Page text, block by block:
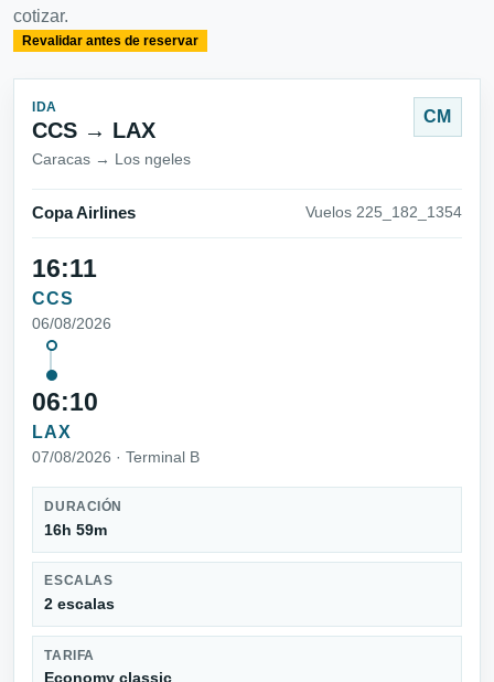
cotizar.
Revalidar antes de reservar
IDA
CCS → LAX
Caracas → Los ngeles
CM
Copa Airlines Vuelos 225_182_1354
16:11
CCS
06/08/2026
06:10
LAX
07/08/2026 · Terminal B
DURACIÓN
16h 59m
ESCALAS
2 escalas
TARIFA
Economy classic